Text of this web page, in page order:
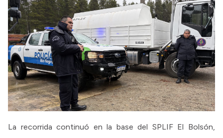
La recorrida continuó en la base del SPLIF El Bolsón,